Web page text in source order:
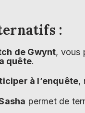
:
de Gwynt, vous
quête.
à l’enquête,
permet de